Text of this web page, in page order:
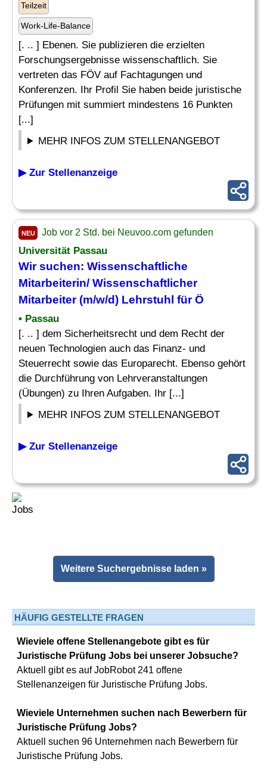
Teilzeit
Work-Life-Balance
[. .. ] Ebenen. Sie publizieren die erzielten
Forschungsergebnisse wissenschaftlich. Sie
vertreten das FÖV auf Fachtagungen und
Konferenzen. Ihr Profil Sie haben beide juristische
Prüfungen mit summiert mindestens 16 Punkten
[...]
MEHR INFOS ZUM STELLENANGEBOT
▶ Zur Stellenanzeige
NEU Job vor 2 Std. bei Neuvoo.com gefunden
Universität Passau
Wir suchen: Wissenschaftliche
Mitarbeiterin/ Wissenschaftlicher
Mitarbeiter (m/w/d) Lehrstuhl für Ö
• Passau
[. .. ] dem Sicherheitsrecht und dem Recht der
neuen Technologien auch das Finanz- und
Steuerrecht sowie das Europarecht. Ebenso gehört
die Durchführung von Lehrveranstaltungen
(Übungen) zu Ihren Aufgaben. Ihr [...]
MEHR INFOS ZUM STELLENANGEBOT
▶ Zur Stellenanzeige
Weitere Suchergebnisse laden »
HÄUFIG GESTELLTE FRAGEN
Wieviele offene Stellenangebote gibt es für
Juristische Prüfung Jobs bei unserer Jobsuche?
Aktuell gibt es auf JobRobot 241 offene
Stellenanzeigen für Juristische Prüfung Jobs.
Wieviele Unternehmen suchen nach Bewerbern für
Juristische Prüfung Jobs?
Aktuell suchen 96 Unternehmen nach Bewerbern für
Juristische Prüfung Jobs.